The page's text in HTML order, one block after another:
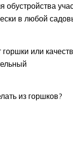
в любой
или
из горшков?